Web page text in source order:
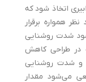
اتخاذ شود که
همواره برقرار
شدت روشنایی
در طراحی کاهش
و شدت روشنایی
می‌شود مقدار